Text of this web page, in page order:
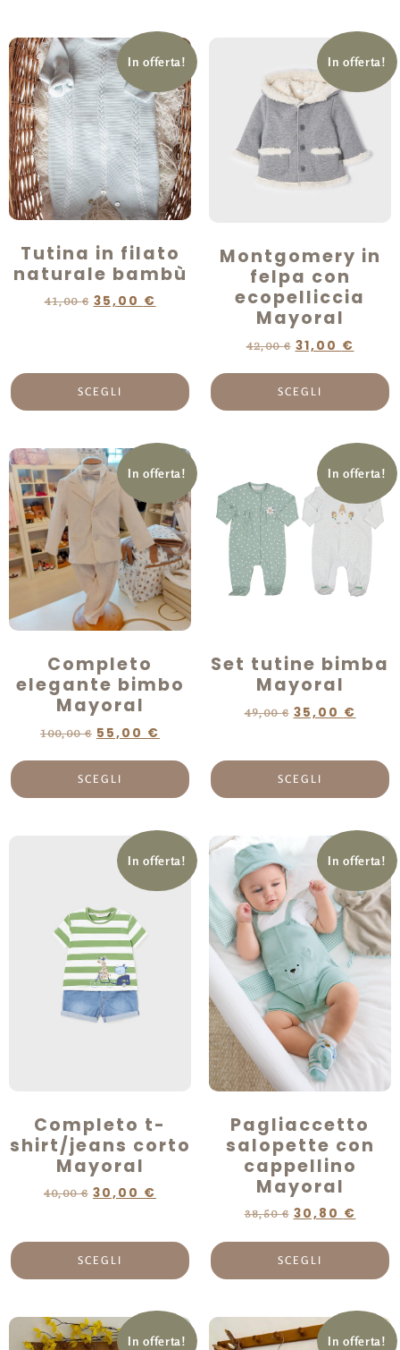
In offerta!
Tutina in filato
naturale bambù
41,00€ 35,00 €
SCEGLI
In offerta!
Montgomery in
felpa con
ecopelliccia
Mayoral
42,00€ 31,00 €
SCEGLI
In offerta!
Completo
elegante bimbo
Mayoral
100,00€ 55,00 €
SCEGLI
In offerta!
Set tutine bimba
Mayoral
49,00€ 35,00 €
SCEGLI
In offerta!
Completo t-
shirt/jeans corto
Mayoral
40,00€ 30,00 €
SCEGLI
In offerta!
Pagliaccetto
salopette con
cappellino
Mayoral
38,50€ 30,80 €
SCEGLI
In offerta! In offerta!